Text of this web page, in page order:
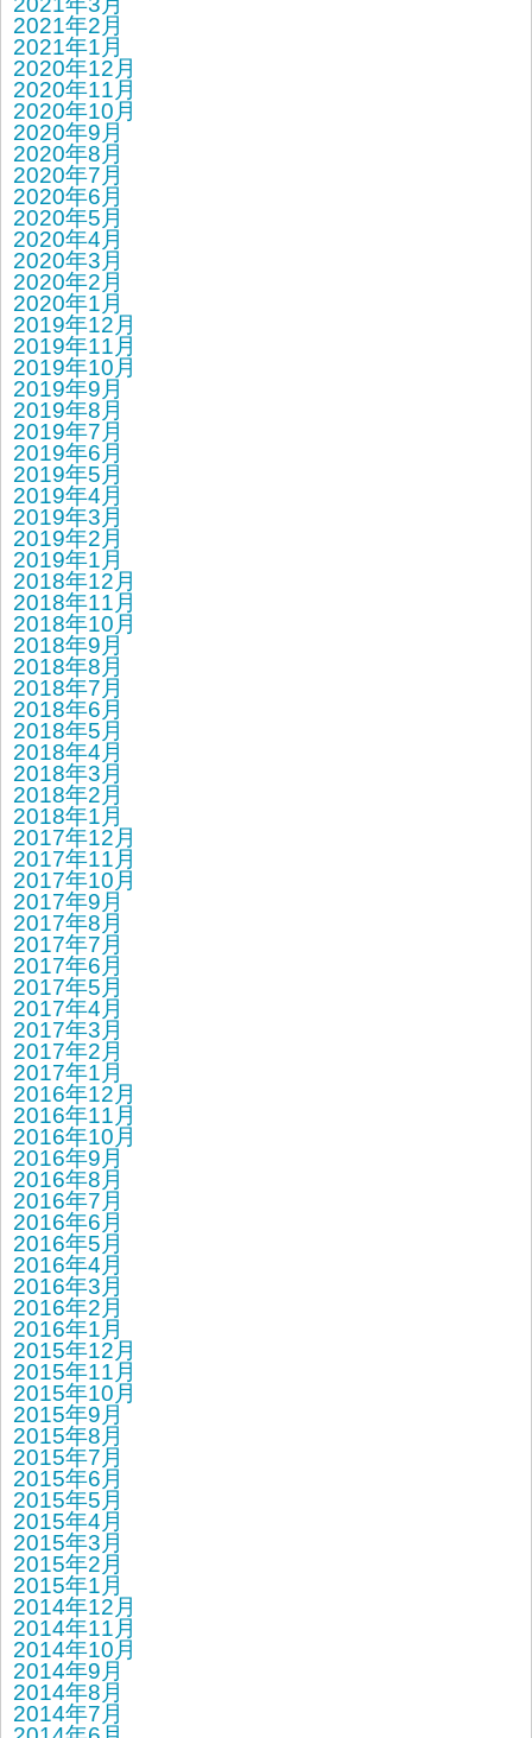
2021年2月
2021年1月
2020年12月
2020年11月
2020年10月
2020年9月
2020年8月
2020年7月
2020年6月
2020年5月
2020年4月
2020年3月
2020年2月
2020年1月
2019年12月
2019年11月
2019年10月
2019年9月
2019年8月
2019年7月
2019年6月
2019年5月
2019年4月
2019年3月
2019年2月
2019年1月
2018年12月
2018年11月
2018年10月
2018年9月
2018年8月
2018年7月
2018年6月
2018年5月
2018年4月
2018年3月
2018年2月
2018年1月
2017年12月
2017年11月
2017年10月
2017年9月
2017年8月
2017年7月
2017年6月
2017年5月
2017年4月
2017年3月
2017年2月
2017年1月
2016年12月
2016年11月
2016年10月
2016年9月
2016年8月
2016年7月
2016年6月
2016年5月
2016年4月
2016年3月
2016年2月
2016年1月
2015年12月
2015年11月
2015年10月
2015年9月
2015年8月
2015年7月
2015年6月
2015年5月
2015年4月
2015年3月
2015年2月
2015年1月
2014年12月
2014年11月
2014年10月
2014年9月
2014年8月
2014年7月